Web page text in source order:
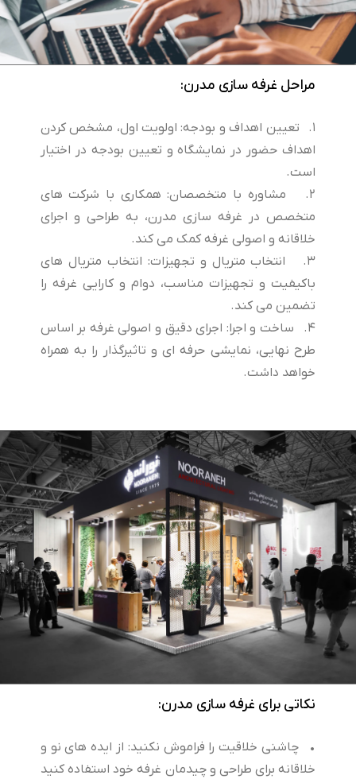
مراحل غرفه سازی مدرن:
1. تعیین اهداف و بودجه: اولویت اول، مشخص کردن
اهداف حضور در نمایشگاه و تعیین بودجه در اختیار
است.
2. مشاوره با متخصصان: همکاری با شرکت های
متخصص در غرفه سازی مدرن، به طراحی و اجرای
خلاقانه و اصولی غرفه کمک می کند.
3. انتخاب متریال و تجهیزات: انتخاب متریال های
باکیفیت و تجهیزات مناسب، دوام و کارایی غرفه را
تضمین می کند.
4. ساخت و اجرا: اجرای دقیق و اصولی غرفه بر اساس
طرح نهایی، نمایشی حرفه ای و تاثیرگذار را به همراه
خواهد داشت.
نکاتی برای غرفه سازی مدرن:
• چاشنی خلاقیت را فراموش نکنید: از ایده های نو و
خلاقانه برای طراحی و چیدمان غرفه خود استفاده کنید